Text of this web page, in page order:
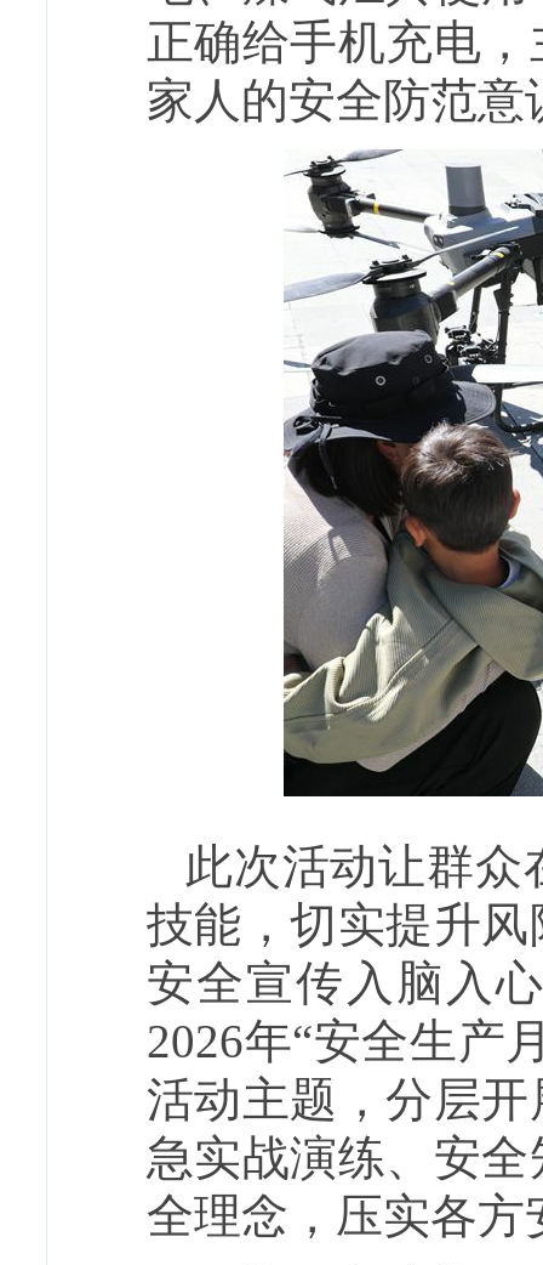
正确给手机充电
家人的安全防范意
此次活动让群
技能，切实提升
安全宣传入脑入
2026年“安全生产
活动主题，分层
急实战演练、安
全理念，压实各方